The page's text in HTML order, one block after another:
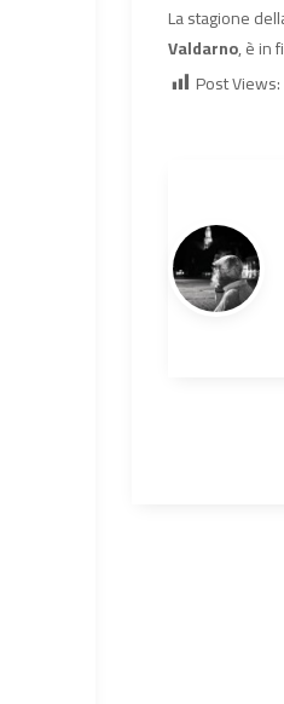
La stagione
Valdarno, è in
Post Views: